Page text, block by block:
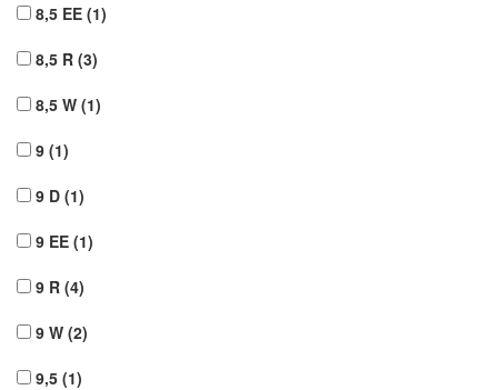
8,5 EE (1)
8,5 R (3)
8,5 W (1)
9 (1)
9 D (1)
9 EE (1)
9 R (4)
9 W (2)
9,5 (1)